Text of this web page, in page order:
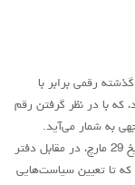
رقمی برابر با
که با در نظر گرفتن رقم
توجهی به شمار می‌آید.
جوانان احزاب متمایل به چپ‌ و رهبران سندیکاها از تاریخ 29 مارچ، در مقابل دفتر
که تا تعیین سیاست‌هایی